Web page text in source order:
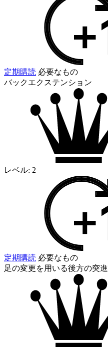
定期購読 必要なもの
バックエクステンション
レベル: 2
定期購読 必要なもの
足の変更を用いる後方の突進